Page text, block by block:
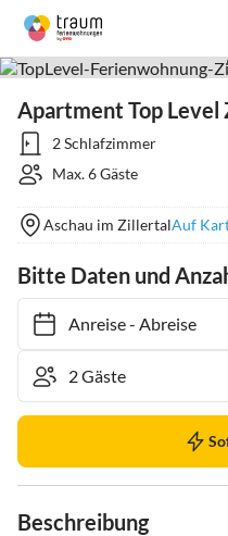
Apartment Top Level
2 Schlafzimmer
Max. 6 Gäste
Aschau im ZillertalAuf
Bitte Daten und
Anreise- Abreise
Beschreibung